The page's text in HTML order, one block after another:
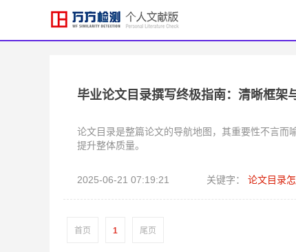
毕业论文目录撰写终极指南：清晰框架
论文目录是整篇论文的导航地图，其重要性不言而
提升整体质量。
2025-06-21 07:19:21 关键字： 论文目录
首页 1 尾页